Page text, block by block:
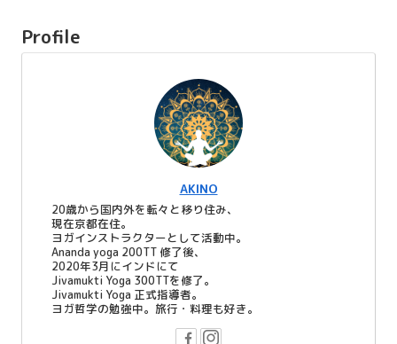
Profile
AKINO
20歳から国内外を転々と移り住み、
現在京都在住。
ヨガインストラクターとして活動中。
Ananda yoga 200TT 修了後、
2020年3月にインドにて
Jivamukti Yoga 300TTを修了。
Jivamukti Yoga 正式指導者。
ヨガ哲学の勉強中。旅行・料理も好き。